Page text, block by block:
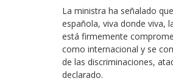
La ministra ha señalado
española, viva donde viva,
está firmemente
como internacional y se
de las discriminaciones,
declarado.